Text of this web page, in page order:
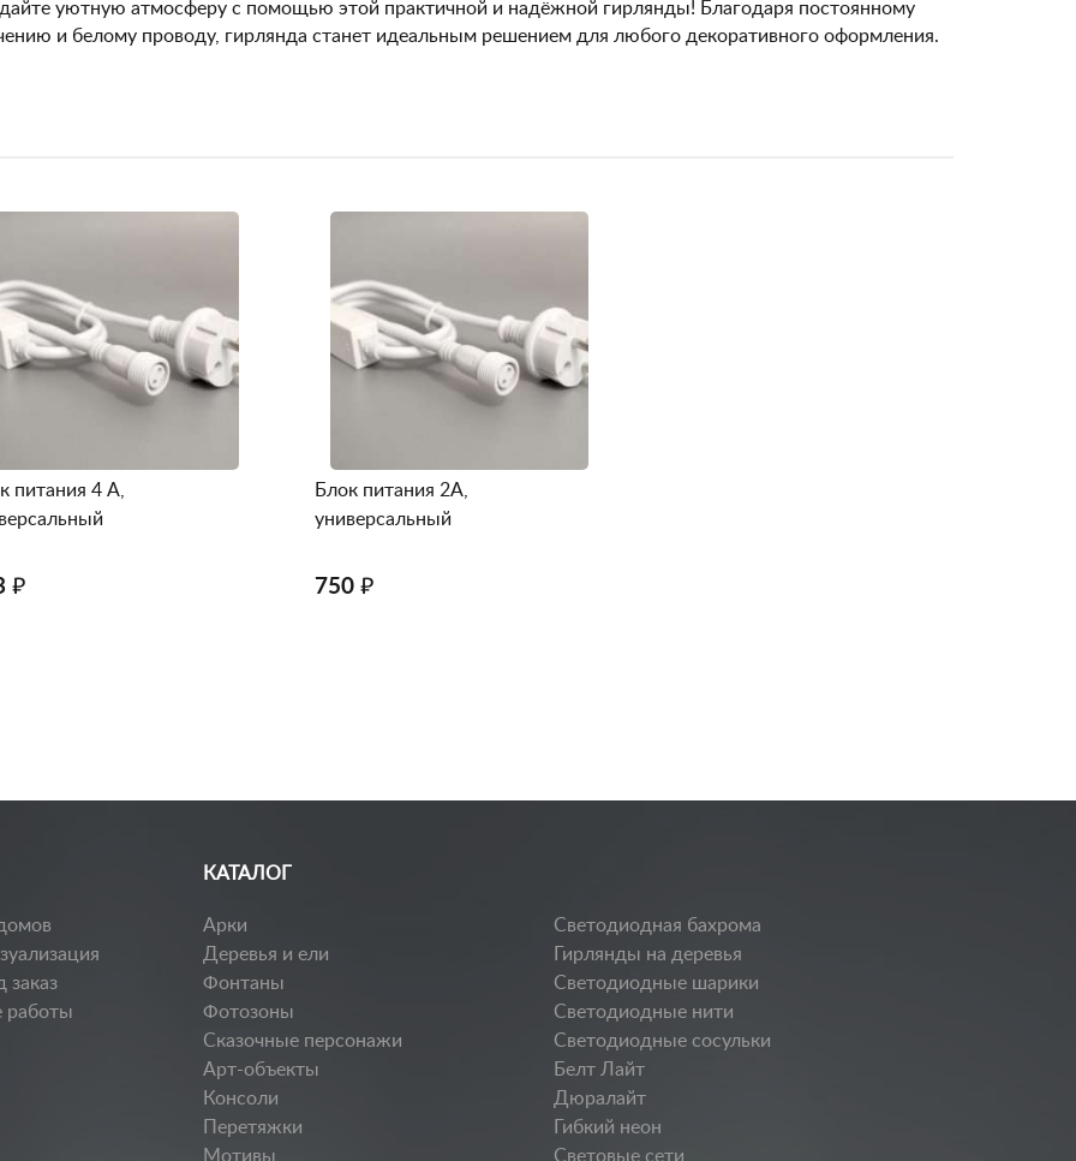
уютную атмосферу с помощью этой практичной и надёжной гирлянды! Благодаря постоянному
и белому проводу, гирлянда станет идеальным решением для любого декоративного оформления.
питания 4 А,
₽
Блок питания 2А,
универсальный
750 ₽
заказ
КАТАЛОГ
Арки
Деревья и ели
Фонтаны
Фотозоны
Сказочные персонажи
Арт-объекты
Консоли
Перетяжки
Мотивы
Светодиодная бахрома
Гирлянды на деревья
Светодиодные шарики
Светодиодные нити
Светодиодные сосульки
Белт Лайт
Дюралайт
Гибкий неон
Световые сети